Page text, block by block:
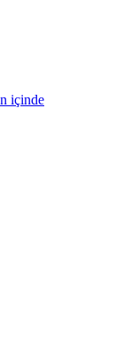
içinde